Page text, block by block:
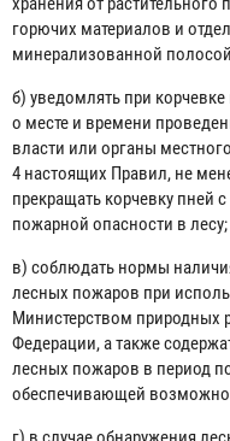
горючих материалов и
минерализованной
б) уведомлять при
о месте и времени
власти или органы
4 настоящих Правил, не
прекращать корчевку
пожарной опасности в лесу;
в) соблюдать нормы
лесных пожаров при
Министерством природных
Федерации, а также
лесных пожаров в период
обеспечивающей